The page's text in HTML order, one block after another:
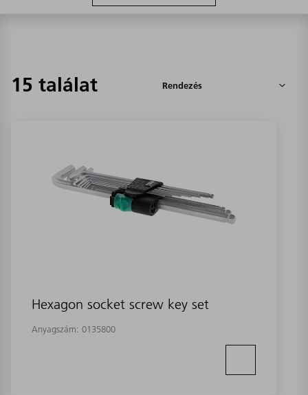
15 találat
Hexagon socket screw key set
Anyagszám: 0135800